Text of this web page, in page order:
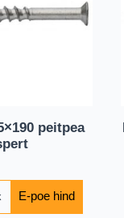
peitpea